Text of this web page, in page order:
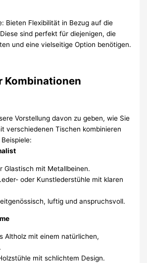
Bieten Flexibilität in Bezug auf die
sind perfekt für diejenigen, die
und eine vielseitige Option benötigen.
Kombinationen
Vorstellung davon zu geben, wie Sie
verschiedenen Tischen kombinieren
Glastisch mit Metallbeinen.
oder Kunstlederstühle mit klaren
luftig und anspruchsvoll.
Altholz mit einem natürlichen,
mit schlichtem Design.